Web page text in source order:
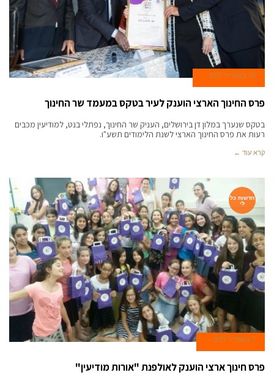
30 באפריל 2017
פרס החינוך הארצי הוענק לעיר בטקס במעמד שר החינוך
בטקס שנערך במלון דן בירושלים, העניק שר החינוך, נפתלי בנט, למודיעין מכבים
רעות את פרס החינוך הארצי לשנת הלימודים תשע"ו.
קרא עוד ←
חדשות כל
לי
7 באפריל 2017
פרס חינוך ארצי הוענק לאולפנת "אורות מודיעין"